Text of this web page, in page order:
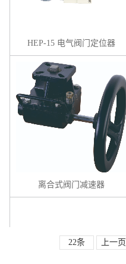
HEP-15 电气阀门定位器
离合式阀门减速器
22条 上一页